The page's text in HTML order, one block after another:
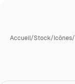
Accueil/Stock/Icônes/